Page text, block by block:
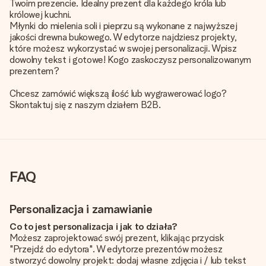
Twoim prezencie. Idealny prezent dla każdego króla lub
królowej kuchni.
Młynki do mielenia soli i pieprzu są wykonane z najwyższej
jakości drewna bukowego. W edytorze najdziesz projekty,
które możesz wykorzystać w swojej personalizacji. Wpisz
dowolny tekst i gotowe! Kogo zaskoczysz personalizowanym
prezentem?
Chcesz zamówić większą ilość lub wygrawerować logo?
Skontaktuj się z naszym działem B2B.
FAQ
Personalizacja i zamawianie
Co to jest personalizacja i jak to działa?
Możesz zaprojektować swój prezent, klikając przycisk
"Przejdź do edytora". W edytorze prezentów możesz
stworzyć dowolny projekt: dodaj własne zdjęcia i / lub tekst